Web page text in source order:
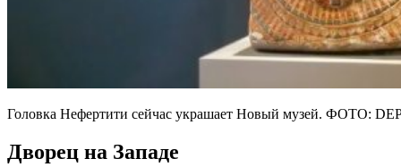
Головка Нефертити сейчас украшает Новый музей. ФОТО:
Дворец на Западе